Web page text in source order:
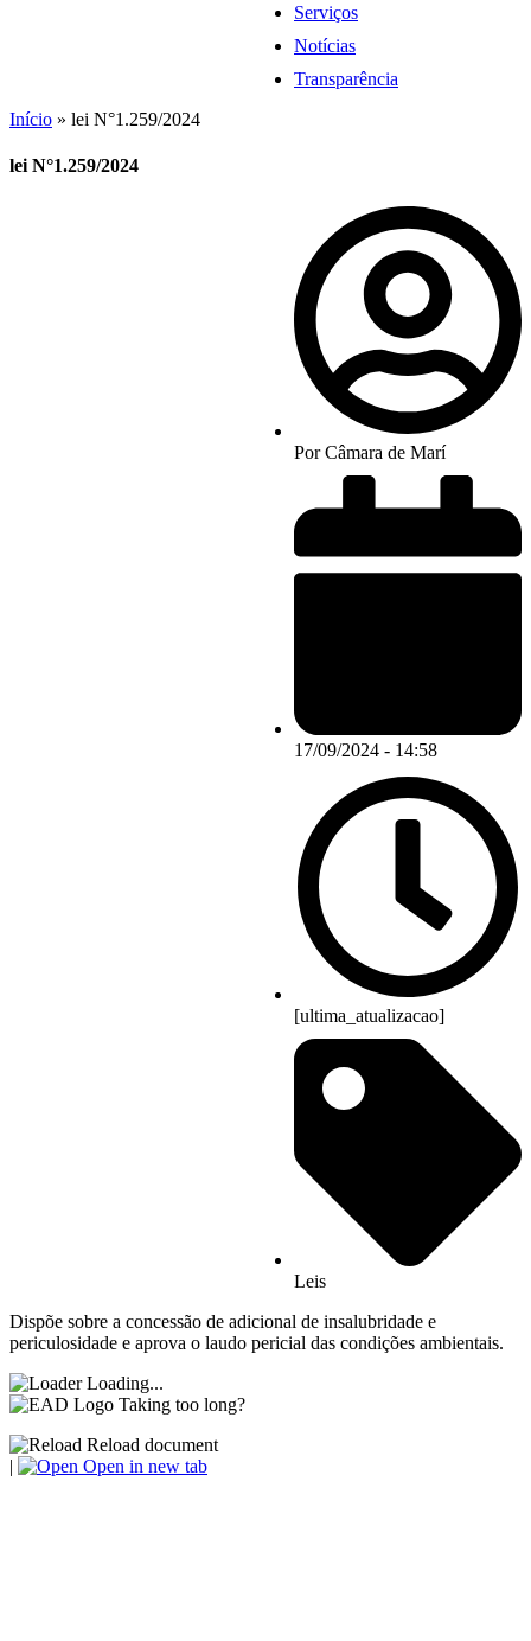
Serviços
Notícias
Transparência
Início » lei N°1.259/2024
lei N°1.259/2024
PorCâmara de Marí
17/09/2024 - 14:58
[ultima_atualizacao]
Leis
Dispõe sobre a concessão de adicional de insalubridade e
periculosidade e aprova o laudo pericial das condições ambientais.
Loading...
Taking too long?
Reload document
|
Open in new tab